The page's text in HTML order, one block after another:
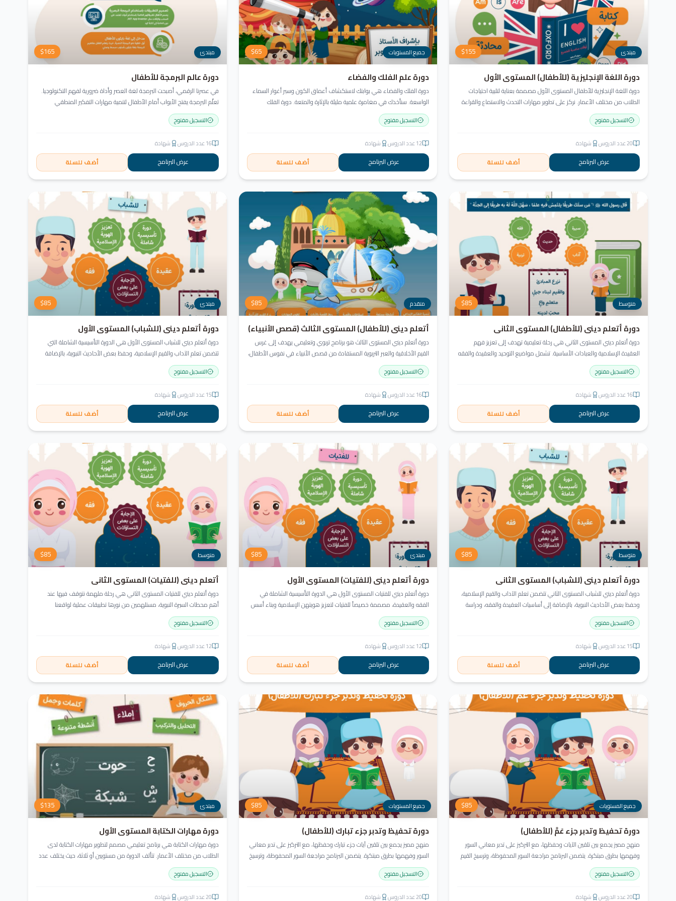
مبتدئ $155
دورة اللغة الإنجليزية (للأطفال) المستوى الأول
دورة اللغة الإنجليزية للأطفال المستوى الأول مصممة بعناية لتلبية احتياجات
الطلاب من مختلف الأعمار. نركز على تطوير مهارات التحدث والاستماع والقراءة
والكتابة بأسلوب منهجي يعتمد على أنشطة تفاعلية وأسلوب تعليمي ممتع
وفعّال.التسجيل مفتوح
20عدد الدروس شهادة
عرض البرنامج أضف للسلة
جميع المستويات $65
دورة علم الفلك والفضاء
دورة الفلك والفضاء هي بوابتك لاستكشاف أعماق الكون وسبر أغوار السماء
الواسعة. سنأخذك في مغامرة علمية مليئة بالإثارة والمتعة. دورة الفلك
والفضاء ليست مجرد تعليم، بل هي تجربة تنير عقلك وتثري خيالك، لتمنحك رؤية
جديدة للكون وتفتح لك آفاقاً لا حدود لها.
التسجيل مفتوح
12عدد الدروس شهادة
عرض البرنامج أضف للسلة
مبتدئ $165
دورة عالم البرمجة للأطفال
في عصرنا الرقمي، أصبحت البرمجة لغة العصر وأداة ضرورية لفهم التكنولوجيا.
تعلّم البرمجة يفتح الأبواب أمام الأطفال لتنمية مهارات التفكير المنطقي
والإبداعي. في أكاديمية جيل العربية، لا يكتفي الطفل بالمشاهدة، بل يبرمج
ويصمّم ويبدع مشروعه منذ اليوم الأول!
التسجيل مفتوح
16عدد الدروس شهادة
عرض البرنامج أضف للسلة
متوسط $85
دورة أتعلم ديني (للأطفال) المستوى الثاني
دورة أتعلم ديني المستوى الثاني هي رحلة تعليمية تهدف إلى تعزيز فهم
العقيدة الإسلامية والعبادات الأساسية. تشمل مواضيع التوحيد والعقيدة والفقه
ودراسة السيرة النبوية. هدفنا زرع القيم والمبادئ وتربية أبنائنا تربية إيمانية وأخلاقية
وعلمية ونفسية واجتماعية.
التسجيل مفتوح
16عدد الدروس شهادة
عرض البرنامج أضف للسلة
متقدم $85
أتعلم ديني (للأطفال) المستوى الثالث (قصص الأنبياء)
دورة أتعلم ديني المستوى الثالث هو برنامج تربوي وتعليمي يهدف إلى غرس
القيم الأخلاقية والعبر التربوية المستفادة من قصص الأنبياء في نفوس الأطفال،
مع إسقاط هذه القيم على واقع حياتهم اليومية. يتم تقديم القصص بأسلوب
مشوق وجذاب يناسب أعمار الطلاب ويشجعهم على التفكير النقدي والإبداعي.
التسجيل مفتوح
16عدد الدروس شهادة
عرض البرنامج أضف للسلة
مبتدئ $85
دورة أتعلم ديني (للشباب) المستوى الأول
دورة أتعلم ديني للشباب المستوى الأول هي الدورة التأسيسية الشاملة التي
تتضمن تعلم الآداب والقيم الإسلامية، وحفظ بعض الأحاديث النبوية، بالإضافة
إلى أساسيات العقيدة والفقه، ودراسة السيرة النبوية (فقه، عقيدة، سيرة).
التسجيل مفتوح
15عدد الدروس شهادة
عرض البرنامج أضف للسلة
متوسط $85
دورة أتعلم ديني (للشباب) المستوى الثاني
دورة أتعلم ديني للشباب المستوى الثاني تتضمن تعلم الآداب والقيم الإسلامية،
وحفظ بعض الأحاديث النبوية، بالإضافة إلى أساسيات العقيدة والفقه، ودراسة
السيرة النبوية (فقه الصيام، عقيدة، سيرة).
التسجيل مفتوح
15عدد الدروس شهادة
عرض البرنامج أضف للسلة
مبتدئ $85
دورة أتعلم ديني (للفتيات) المستوى الأول
دورة أتعلم ديني للفتيات المستوى الأول هي الدورة التأسيسية الشاملة في
الفقه والعقيدة، مصممة خصيصاً للفتيات لتعزيز هويتهن الإسلامية وبناء أسس
قوية في العقيدة والسلوك.
التسجيل مفتوح
12عدد الدروس شهادة
عرض البرنامج أضف للسلة
متوسط $85
أتعلم ديني (للفتيات) المستوى الثاني
دورة أتعلم ديني للفتيات المستوى الثاني هي رحلة ملهمة نتوقف فيها عند
أهم محطات السيرة النبوية، مستلهمين من نورها تطبيقات عملية لواقعنا
المعاصر. نغوص في أخلاق النبي ﷺ ونسعى للاقتداء به قولاً وفعلاً.
التسجيل مفتوح
12عدد الدروس شهادة
عرض البرنامج أضف للسلة
جميع المستويات $85
دورة تحفيظ وتدبر جزء عَمَّ (للأطفال)
منهج مميز يجمع بين تلقين الآيات وحفظها، مع التركيز على تدبر معاني السور
وفهمها بطرق مبتكرة. يتضمن البرنامج مراجعة السور المحفوظة، وترسيخ القيم
والأخلاق القرآنية، باستخدام أساليب ممتعة وأنشطة تفاعلية لتعزيز القراءة
والفهم وترغيب الأطفال في تعلّم القرآن الكريم.
التسجيل مفتوح
20عدد الدروس شهادة
جميع المستويات $85
دورة تحفيظ وتدبر جزء تبارك (للأطفال)
منهج مميز يجمع بين تلقين آيات جزء تبارك وحفظها، مع التركيز على تدبر معاني
السور وفهمها بطرق مبتكرة. يتضمن البرنامج مراجعة السور المحفوظة، وترسيخ
القيم والأخلاق القرآنية، باستخدام أساليب ممتعة وأنشطة تفاعلية لتعزيز القراءة
والفهم وترغيب الأطفال في تعلّم القرآن الكريم.
التسجيل مفتوح
20عدد الدروس شهادة
مبتدئ $135
دورة مهارات الكتابة المستوى الأول
دورة مهارات الكتابة هي برنامج تعليمي مصمم لتطوير مهارات الكتابة لدى
الطلاب من مختلف الأعمار. تتألف الدورة من مستويين أو ثلاثة، حيث يختلف عدد
المستويات حسب أعمار الطلاب ومهاراتهم الحالية. تتضمن كتابة الحروف
وأشكالها، الالتزام بقواعد الخط، وكتابة الكلمات والجمل.
التسجيل مفتوح
20عدد الدروس شهادة